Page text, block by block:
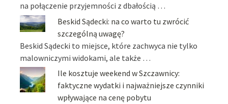
na połączenie przyjemności z dbałością …
Beskid Sądecki: na co warto tu zwrócić
szczególną uwagę?
Beskid Sądecki to miejsce, które zachwyca nie tylko
malowniczymi widokami, ale także …
Ile kosztuje weekend w Szczawnicy:
faktyczne wydatki i najważniejsze czynniki
wpływające na cenę pobytu